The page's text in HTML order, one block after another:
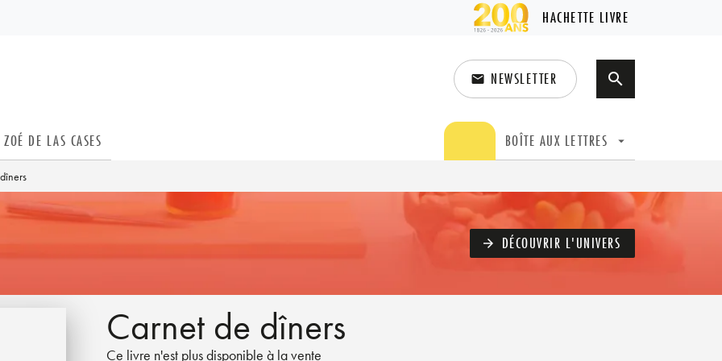
HACHETTE LIVRE
email NEWSLETTER search
ZOÉ DE LAS CASES BOÎTE AUX LETTRES arrow_drop_down
arrow_forward DÉCOUVRIR L'UNIVERS
Carnet de dîners
Ce livre n'est plus disponible à la vente